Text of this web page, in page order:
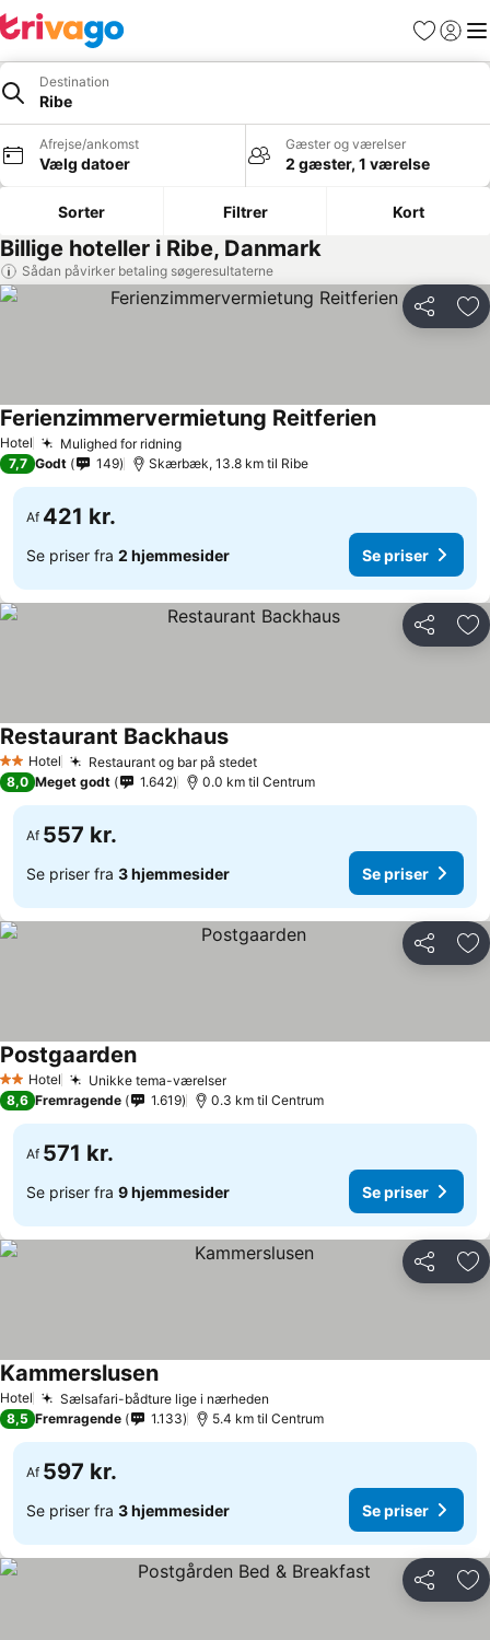
Favoritter
Log ind
Destination
Ribe
Afrejse/ankomst
Vælg datoer
Gæster og værelser
2 gæster, 1 værelse
Sorter Filtrer Kort
Billige hoteller i Ribe, Danmark
Sådan påvirker betaling søgeresultaterne
Del
Hotel Mulighed for ridning
Ferienzimmervermietung Reitferien
7,7 Godt 149 Skærbæk, 13.8 km til Ribe
Af 421 kr.
Se priser fra 2 hjemmesider Se priser
Del
2 Stjerner
Hotel Restaurant og bar på stedet
Restaurant Backhaus
8,0 Meget godt 1.642 0.0 km til Centrum
Af 557 kr.
Se priser fra 3 hjemmesider Se priser
Del
2 Stjerner
Hotel Unikke tema-værelser
Postgaarden
8,6 Fremragende 1.619 0.3 km til Centrum
Af 571 kr.
Se priser fra 9 hjemmesider Se priser
Del
Hotel Sælsafari-bådture lige i nærheden
Kammerslusen
8,5 Fremragende 1.133 5.4 km til Centrum
Af 597 kr.
Se priser fra 3 hjemmesider Se priser
Del